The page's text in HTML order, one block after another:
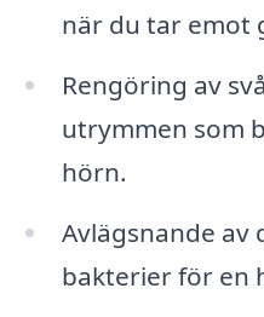
när du tar emot
Rengöring av
utrymmen som
hörn.
Avlägsnande av
bakterier för en